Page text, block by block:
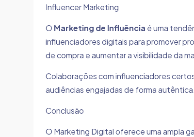
Influencer Marketing
O Marketing de Influência é uma
influenciadores digitais para promover
de compra e aumentar a visibilidade da
Colaborações com influenciadores
audiências engajadas de forma autêntica.
Conclusão
O Marketing Digital oferece uma ampla